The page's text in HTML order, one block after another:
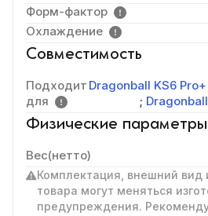
Форм-фактор
Охлаждение
Совместимость
Подходит
для
Dragonball KS6 Pro+
;
Физические параметры
Вес(нетто)
Комплектация, внешний вид
товара могут меняться
предупреждения.